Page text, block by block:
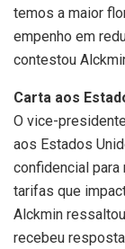
temos a maior
empenho em
contestou
Carta aos
O vice-
aos Estados
confidencial para
tarifas que
Alckmin
recebeu